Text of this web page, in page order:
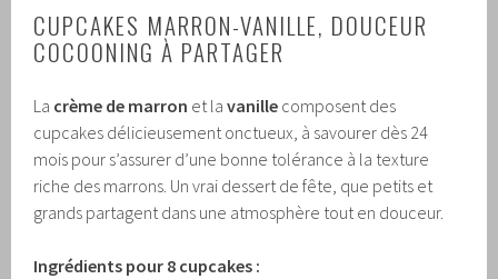
CUPCAKES MARRON-VANILLE, DOUCEUR
COCOONING À PARTAGER
La crème de marron et lavanille composent des
cupcakes délicieusement onctueux, à savourer dès 24
mois pour s’assurer d’une bonne tolérance à la texture
riche des marrons. Un vrai dessert de fête, que petits et
grands partagent dans une atmosphère tout en douceur.
Ingrédients pour 8 cupcakes :